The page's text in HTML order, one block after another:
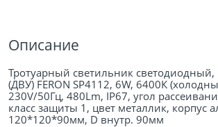
Описание
Тротуарный светильник
(ДВУ) FERON SP4112, 6W, 6400К
230V/50Гц, 480Lm, IP67, угол
класс защиты 1, цвет металлик, корпус
120*120*90мм, D внутр. 90мм